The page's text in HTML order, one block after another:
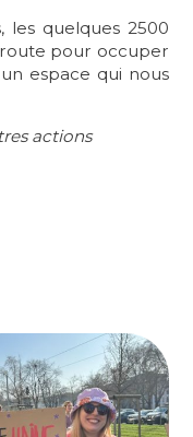
les quelques 2500
route pour occuper
espace qui nous
actions